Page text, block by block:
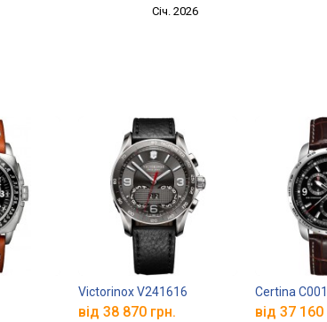
Січ. 2026
Victorinox V241616
від 38 870 грн.
Certina
від 37 160